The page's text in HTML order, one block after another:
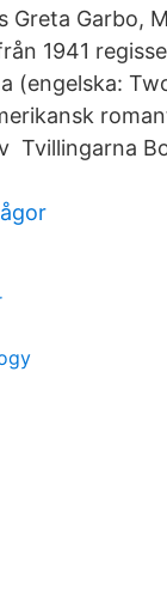
Greta Garbo,
1941
(engelska:
Tvillingarna